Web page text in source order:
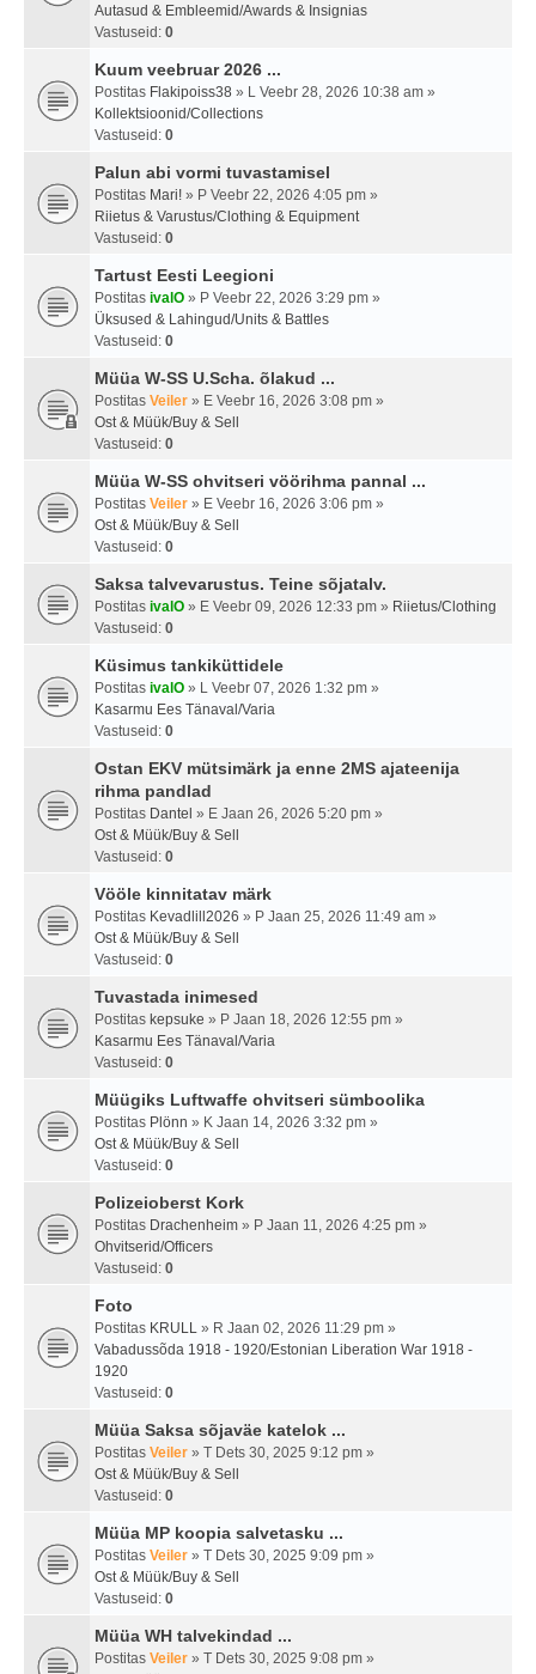
Autasud & Embleemid/Awards & Insignias
Vastuseid: 0
Kuum veebruar 2026 ...
Postitas Flakipoiss38 » L Veebr 28, 2026 10:38 am »
Kollektsioonid/Collections
Vastuseid: 0
Palun abi vormi tuvastamisel
Postitas Mari! » P Veebr 22, 2026 4:05 pm »
Riietus & Varustus/Clothing & Equipment
Vastuseid: 0
Tartust Eesti Leegioni
Postitas ivalO » P Veebr 22, 2026 3:29 pm »
Üksused & Lahingud/Units & Battles
Vastuseid: 0
Müüa W-SS U.Scha. õlakud ...
Postitas Veiler » E Veebr 16, 2026 3:08 pm »
Ost & Müük/Buy & Sell
Vastuseid: 0
Müüa W-SS ohvitseri vöörihma pannal ...
Postitas Veiler » E Veebr 16, 2026 3:06 pm »
Ost & Müük/Buy & Sell
Vastuseid: 0
Saksa talvevarustus. Teine sõjatalv.
Postitas ivalO » E Veebr 09, 2026 12:33 pm » Riietus/Clothing
Vastuseid: 0
Küsimus tankiküttidele
Postitas ivalO » L Veebr 07, 2026 1:32 pm »
Kasarmu Ees Tänaval/Varia
Vastuseid: 0
Ostan EKV mütsimärk ja enne 2MS ajateenija
rihma pandlad
Postitas Dantel » E Jaan 26, 2026 5:20 pm »
Ost & Müük/Buy & Sell
Vastuseid: 0
Vööle kinnitatav märk
Postitas Kevadlill2026 » P Jaan 25, 2026 11:49 am »
Ost & Müük/Buy & Sell
Vastuseid: 0
Tuvastada inimesed
Postitas kepsuke » P Jaan 18, 2026 12:55 pm »
Kasarmu Ees Tänaval/Varia
Vastuseid: 0
Müügiks Luftwaffe ohvitseri sümboolika
Postitas Plönn » K Jaan 14, 2026 3:32 pm »
Ost & Müük/Buy & Sell
Vastuseid: 0
Polizeioberst Kork
Postitas Drachenheim » P Jaan 11, 2026 4:25 pm »
Ohvitserid/Officers
Vastuseid: 0
Foto
Postitas KRULL » R Jaan 02, 2026 11:29 pm »
Vabadussõda 1918 - 1920/Estonian Liberation War 1918 -
1920
Vastuseid: 0
Müüa Saksa sõjaväe katelok ...
Postitas Veiler » T Dets 30, 2025 9:12 pm »
Ost & Müük/Buy & Sell
Vastuseid: 0
Müüa MP koopia salvetasku ...
Postitas Veiler » T Dets 30, 2025 9:09 pm »
Ost & Müük/Buy & Sell
Vastuseid: 0
Müüa WH talvekindad ...
Postitas Veiler » T Dets 30, 2025 9:08 pm »